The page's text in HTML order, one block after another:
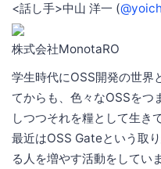
<話し手>中山 洋一 (
株式会社MonotaRO
学生時代にOSS開発の世界
てからも、色々なOSSをつ
しつつそれを糧として生き
最近はOSS Gateという取
る人を増やす活動をしていま